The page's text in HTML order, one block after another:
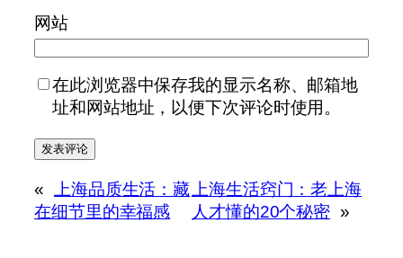
网站
在此浏览器中保存我的显示名称、邮箱地
址和网站地址，以便下次评论时使用。
«
上海品质生活：藏
在细节里的幸福感
上海生活窍门：老上海
人才懂的20个秘密 »